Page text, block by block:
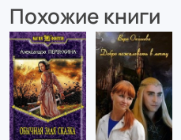
Похожие книги